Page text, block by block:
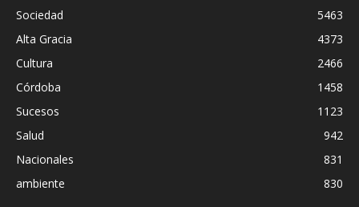
Sociedad
5463
Alta Gracia
4373
Cultura
2466
Córdoba
1458
Sucesos
1123
Salud
942
Nacionales
831
ambiente
830